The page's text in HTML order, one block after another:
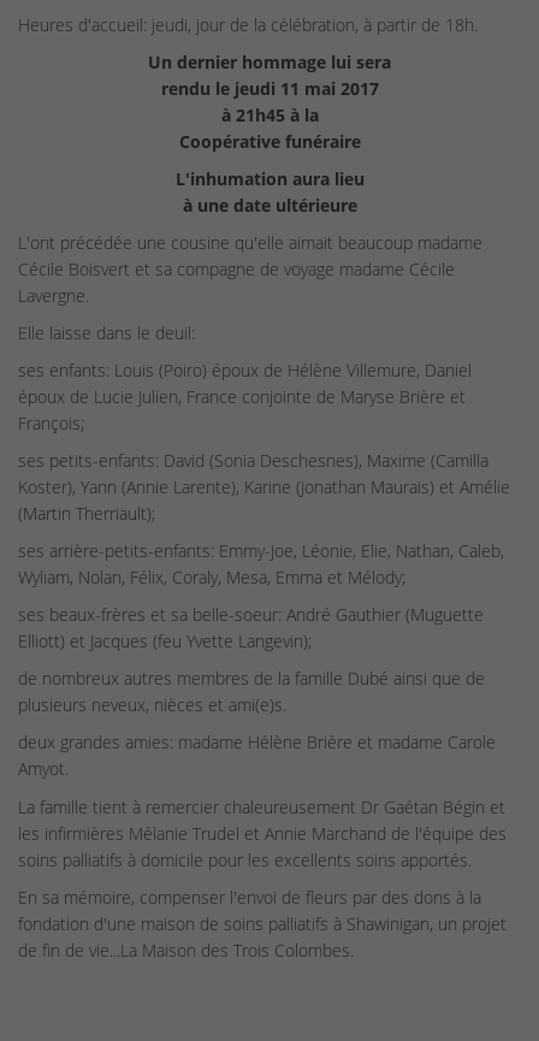
Heures d'accueil: jeudi, jour de la célébration, à partir de 18h.
Un dernier hommage lui sera
rendu le jeudi 11 mai 2017
à 21h45 à la
Coopérative funéraire
L'inhumation aura lieu
à une date ultérieure
L'ont précédée une cousine qu'elle aimait beaucoup madame
Cécile Boisvert et sa compagne de voyage madame Cécile
Lavergne.
Elle laisse dans le deuil:
ses enfants: Louis (Poiro) époux de Hélène Villemure, Daniel
époux de Lucie Julien, France conjointe de Maryse Brière et
François;
ses petits-enfants: David (Sonia Deschesnes), Maxime (Camilla
Koster), Yann (Annie Larente), Karine (Jonathan Maurais) et Amélie
(Martin Therriault);
ses arrière-petits-enfants: Emmy-Joe, Léonie, Elie, Nathan, Caleb,
Wyliam, Nolan, Félix, Coraly, Mesa, Emma et Mélody;
ses beaux-frères et sa belle-soeur: André Gauthier (Muguette
Elliott) et Jacques (feu Yvette Langevin);
de nombreux autres membres de la famille Dubé ainsi que de
plusieurs neveux, nièces et ami(e)s.
deux grandes amies: madame Hélène Brière et madame Carole
Amyot.
La famille tient à remercier chaleureusement Dr Gaétan Bégin et
les infirmières Mélanie Trudel et Annie Marchand de l'équipe des
soins palliatifs à domicile pour les excellents soins apportés.
En sa mémoire, compenser l'envoi de fleurs par des dons à la
fondation d'une maison de soins palliatifs à Shawinigan, un projet
de fin de vie...La Maison des Trois Colombes.